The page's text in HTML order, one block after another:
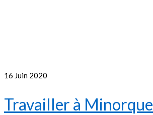
16 Juin 2020
Travailler à Minorque